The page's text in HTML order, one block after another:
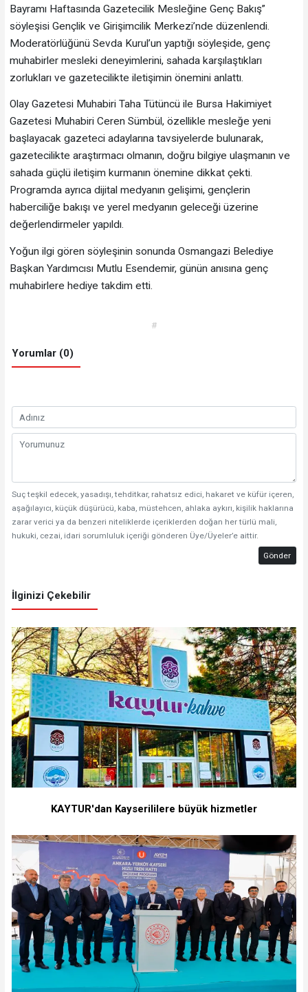
Bayramı Haftasında Gazetecilik Mesleğine Genç Bakış”
söyleşisi Gençlik ve Girişimcilik Merkezi’nde düzenlendi.
Moderatörlüğünü Sevda Kurul’un yaptığı söyleşide, genç
muhabirler mesleki deneyimlerini, sahada karşılaştıkları
zorlukları ve gazetecilikte iletişimin önemini anlattı.
Olay Gazetesi Muhabiri Taha Tütüncü ile Bursa Hakimiyet
Gazetesi Muhabiri Ceren Sümbül, özellikle mesleğe yeni
başlayacak gazeteci adaylarına tavsiyelerde bulunarak,
gazetecilikte araştırmacı olmanın, doğru bilgiye ulaşmanın ve
sahada güçlü iletişim kurmanın önemine dikkat çekti.
Programda ayrıca dijital medyanın gelişimi, gençlerin
haberciliğe bakışı ve yerel medyanın geleceği üzerine
değerlendirmeler yapıldı.
Yoğun ilgi gören söyleşinin sonunda Osmangazi Belediye
Başkan Yardımcısı Mutlu Esendemir, günün anısına genç
muhabirlere hediye takdim etti.
#
Yorumlar (0)
Suç teşkil edecek, yasadışı, tehditkar, rahatsız edici, hakaret ve küfür içeren,
aşağılayıcı, küçük düşürücü, kaba, müstehcen, ahlaka aykırı, kişilik haklarına
zarar verici ya da benzeri niteliklerde içeriklerden doğan her türlü mali,
hukuki, cezai, idari sorumluluk içeriği gönderen Üye/Üyeler’e aittir.
Gönder
İlginizi Çekebilir
KAYTUR'dan Kayserililere büyük hizmetler